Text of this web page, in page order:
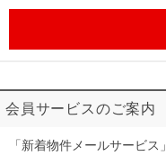
会員サービスのご案内
「新着物件メールサービ